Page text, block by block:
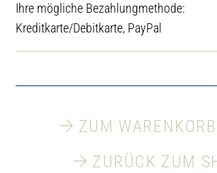
Ihre mögliche Bezahlungmethode:
Kreditkarte/Debitkarte, PayPal
ZUM WARENKORB
ZURÜCK ZUM